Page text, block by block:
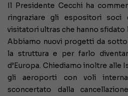
Il Presidente Cecchi ha
ringraziare gli espositori
visitatori ultras che hanno sfidato
Abbiamo nuovi progetti da
la struttura e per farlo
d’Europa. Chiediamo inoltre alle
gli aeroporti con voli
sconcertato dalla